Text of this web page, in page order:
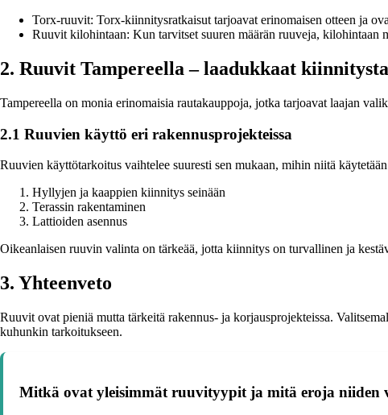
Torx-ruuvit: Torx-kiinnitysratkaisut tarjoavat erinomaisen otteen ja
Ruuvit kilohintaan: Kun tarvitset suuren määrän ruuveja,
2. Ruuvit Tampereella – laadukkaat
Tampereella on monia erinomaisia rautakauppoja, jotka tarjoavat laajan
2.1 Ruuvien käyttö eri rakennusprojekteissa
Ruuvien käyttötarkoitus vaihtelee suuresti sen mukaan, mihin niitä
Hyllyjen ja kaappien kiinnitys seinään
Terassin rakentaminen
Lattioiden asennus
Oikeanlaisen ruuvin valinta on tärkeää, jotta kiinnitys on turvallinen ja
3. Yhteenveto
Ruuvit ovat pieniä mutta tärkeitä rakennus- ja korjausprojekteissa.
kuhunkin tarkoitukseen.
Mitkä ovat yleisimmät ruuvityypit ja mitä eroja niiden